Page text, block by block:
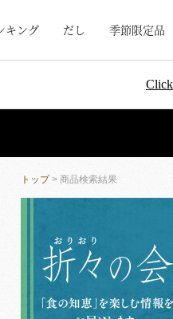
キング だし 季節限定品
トップ> 商品検索結果